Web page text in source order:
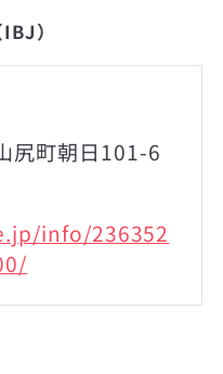
）
尻町朝日101-6
info/236352